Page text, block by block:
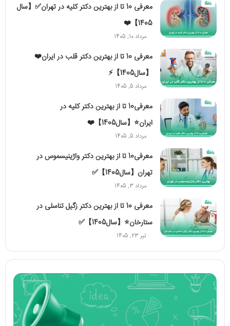
معرفی 10 تا از بهترین دکتر کلیه در تهران✅【سال
1405】❤️
مرداد 10, 1405
معرفی 10 تا از بهترین دکتر قلب در ایران❤️
【سال1405】⚡️
مرداد 5, 1405
معرفی10 تا از بهترین دکتر کلیه در
ایران⭐【سال1405】❤️
مرداد 5, 1405
معرفی10 تا از بهترین دکتر واژینیسموس در
تهران【سال1405】✅
مرداد 3, 1405
معرفی 10 تا از بهترین دکتر زگیل تناسلی در
ستارخان⭐【سال1405】✅
تیر 23, 1405